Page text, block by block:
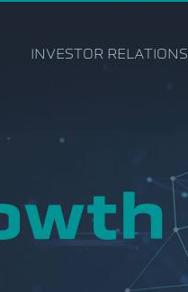
INVESTOR RELATIONS